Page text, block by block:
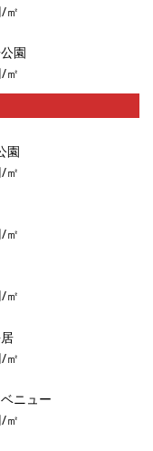
㎡
園
㎡
園
㎡
㎡
㎡
㎡
ニュー
㎡